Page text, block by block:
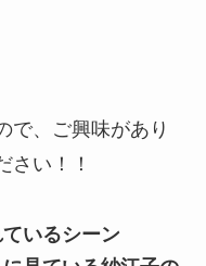
で、ご興味があり
さい！！
いるシーン